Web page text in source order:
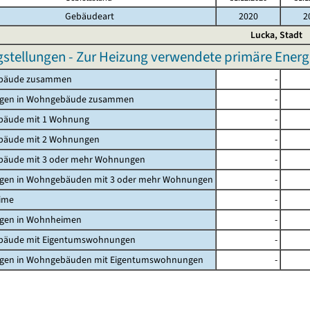
Gebäudeart 2020
Lucka, Stadt
- Zur Heizung verwendete primäre
zusammen
-
in Wohngebäude zusammen
-
mit 1 Wohnung
-
mit 2 Wohnungen
-
mit 3 oder mehr Wohnungen
-
in Wohngebäuden mit 3 oder mehr Wohnungen
-
-
in Wohnheimen
-
mit Eigentumswohnungen
-
in Wohngebäuden mit Eigentumswohnungen
-